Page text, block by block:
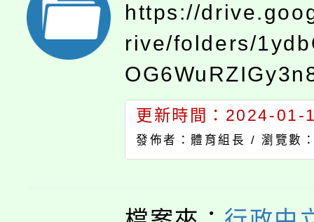
https://
rive/folders/
8?usp=sharing
更新時間：2024-01-
發佈者：體育組長 /瀏覽數